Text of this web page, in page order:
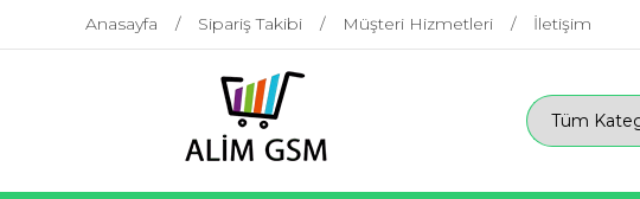
Anasayfa Sipariş Takibi Müşteri Hizmetleri İletişim